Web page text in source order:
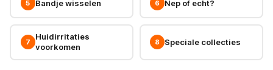
5 Bandje wisselen 6 Nep of echt?
7
Huidirritaties
voorkomen
8 Speciale collecties